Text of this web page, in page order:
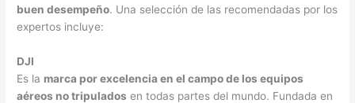
buen desempeño. Una selección de las recomendadas por los
expertos incluye:
DJI
Es la marca por excelencia en el campo de los equipos
aéreos no tripulados en todas partes del mundo. Fundada en